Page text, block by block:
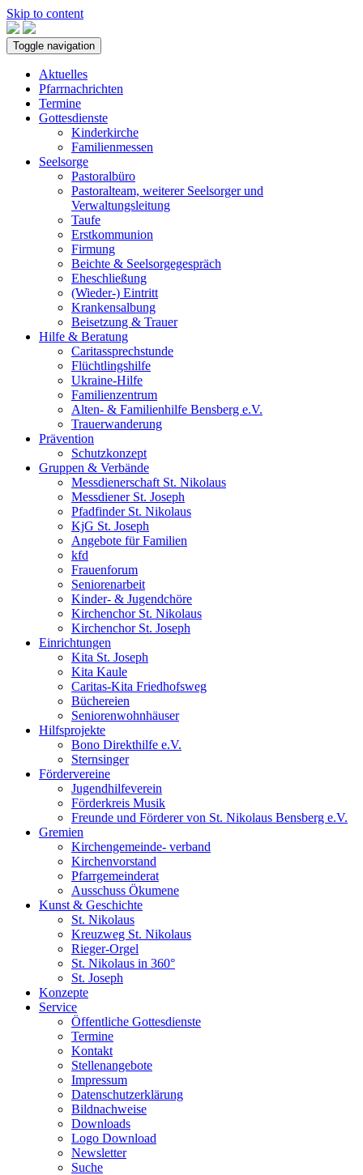
Skip to content
Toggle navigation
Aktuelles
Pfarrnachrichten
Termine
Gottesdienste
Kinderkirche
Familienmessen
Seelsorge
Pastoralbüro
Pastoralteam, weiterer Seelsorger und
Verwaltungsleitung
Taufe
Erstkommunion
Firmung
Beichte & Seelsorgegespräch
Eheschließung
(Wieder-) Eintritt
Krankensalbung
Beisetzung & Trauer
Hilfe & Beratung
Caritassprechstunde
Flüchtlingshilfe
Ukraine-Hilfe
Familienzentrum
Alten- & Familienhilfe Bensberg e.V.
Trauerwanderung
Prävention
Schutzkonzept
Gruppen & Verbände
Messdienerschaft St. Nikolaus
Messdiener St. Joseph
Pfadfinder St. Nikolaus
KjG St. Joseph
Angebote für Familien
kfd
Frauenforum
Seniorenarbeit
Kinder- & Jugendchöre
Kirchenchor St. Nikolaus
Kirchenchor St. Joseph
Einrichtungen
Kita St. Joseph
Kita Kaule
Caritas-Kita Friedhofsweg
Büchereien
Seniorenwohnhäuser
Hilfsprojekte
Bono Direkthilfe e.V.
Sternsinger
Fördervereine
Jugendhilfeverein
Förderkreis Musik
Freunde und Förderer von St. Nikolaus Bensberg e.V.
Gremien
Kirchengemeinde- verband
Kirchenvorstand
Pfarrgemeinderat
Ausschuss Ökumene
Kunst & Geschichte
St. Nikolaus
Kreuzweg St. Nikolaus
Rieger-Orgel
St. Nikolaus in 360°
St. Joseph
Konzepte
Service
Öffentliche Gottesdienste
Termine
Kontakt
Stellenangebote
Impressum
Datenschutzerklärung
Bildnachweise
Downloads
Logo Download
Newsletter
Suche